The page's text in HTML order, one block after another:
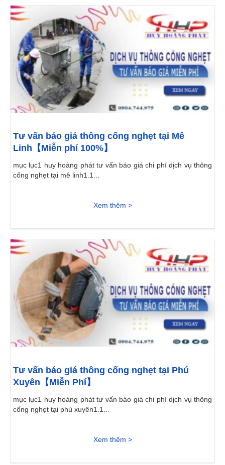
Tư vấn báo giá thông cống nghẹt tại Mê
Linh【Miễn phí 100%】
mục lục1 huy hoàng phát tư vấn báo giá chi phí dịch vụ thông
cống nghẹt tại mê linh1.1...
Xem thêm >
Tư vấn báo giá thông cống nghẹt tại Phú
Xuyên【Miễn Phí】
mục lục1 huy hoàng phát tư vấn báo giá chi phí dịch vụ thông
cống nghẹt tại phú xuyên1.1...
Xem thêm >